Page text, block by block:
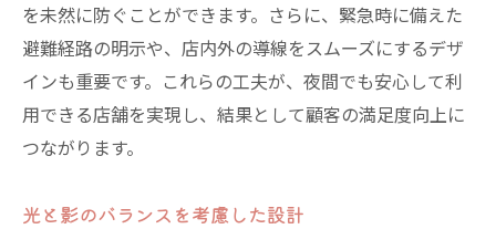
を未然に防ぐことができます。さらに、緊急時に備えた
避難経路の明示や、店内外の導線をスムーズにするデザ
インも重要です。これらの工夫が、夜間でも安心して利
用できる店舗を実現し、結果として顧客の満足度向上に
つながります。
光と影のバランスを考慮した設計